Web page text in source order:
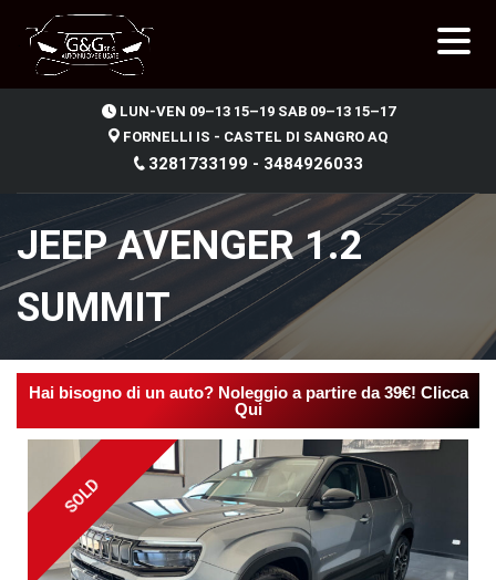
LUN-VEN 09–13 15–19 SAB 09–13 15–17
FORNELLI IS - CASTEL DI SANGRO AQ
3281733199 - 3484926033
JEEP AVENGER 1.2
SUMMIT
Hai bisogno di un auto? Noleggio a partire da 39€! Clicca
Qui
SOLD